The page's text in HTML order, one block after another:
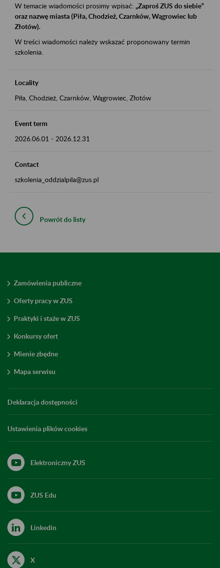
W temacie wiadomości prosimy wpisać: „Zaproś ZUS do siebie”
oraz nazwę miasta (Piła, Chodzież, Czarnków, Wągrowiec lub
Złotów).
W treści wiadomości należy wskazać proponowany termin
szkolenia.
Locality
Piła, Chodzież, Czarnków, Wągrowiec, Złotów
Event term
2026.06.01 - 2026.12.31
Contact
szkolenia_oddzialpila@zus.pl
Powrót do listy
Zamówienia publiczne
Oferty pracy w ZUS
Praktyki i staże w ZUS
Konkursy ofert
Mienie zbędne
Mapa serwisu
Deklaracja dostępności
Ustawienia plików cookies
Elektroniczny ZUS
ZUS Edu
Linkedin
X